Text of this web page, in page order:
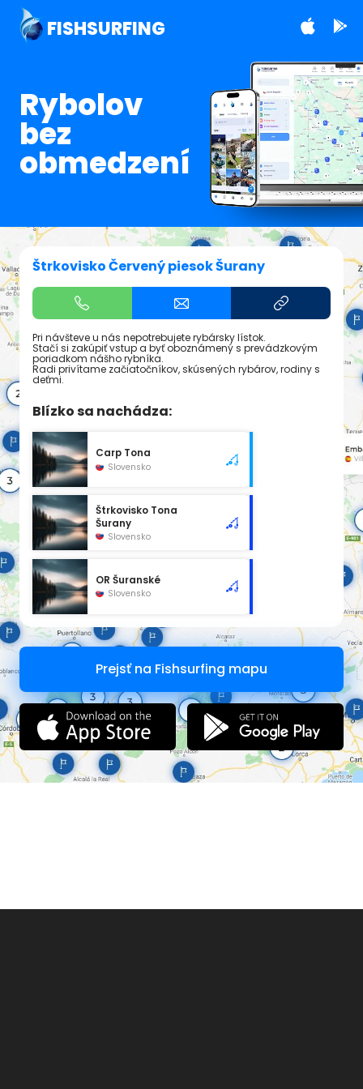
FISHSURFING
Rybolov
bez
obmedzení
Štrkovisko Červený piesok Šurany
Pri návšteve u nás nepotrebujete rybársky lístok.
Stačí si zakúpiť vstup a byť oboznámený s prevádzkovým
poriadkom nášho rybníka.
Radi privítame začiatočníkov, skúsených rybárov, rodiny s
deťmi.
Blízko sa nachádza:
Carp Tona
Slovensko
Štrkovisko Tona
Šurany
Slovensko
OR Šuranské
Slovensko
Prejsť na Fishsurfing mapu